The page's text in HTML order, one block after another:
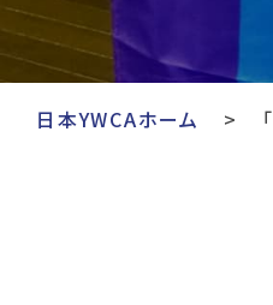
日本YWCAホーム 「